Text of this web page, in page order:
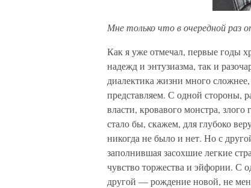
Мне только что в очередной раз
Как я уже отмечал, первые годы
надежд и энтузиазма, так и
диалектика жизни много
представляем. С одной стороны,
власти, кровавого монстра,
стало бы, скажем, для глубоко
никогда не было и нет. Но с
заполнившая засохшие легкие
чувство торжества и эйфории. С
другой — рождение новой, не